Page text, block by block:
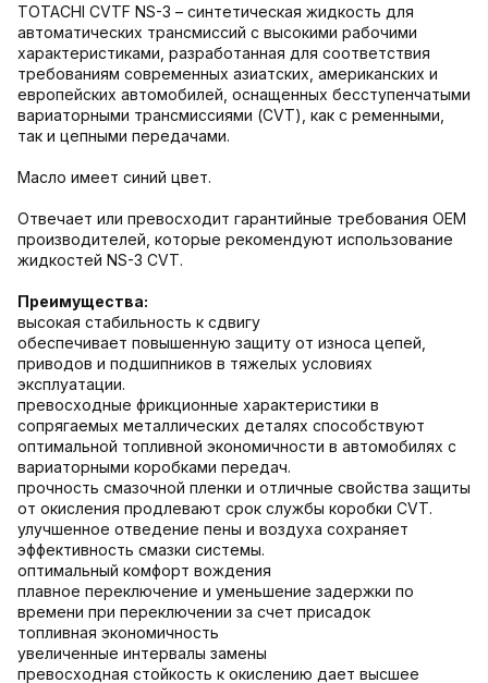
TOTACHI CVTF NS-3 – синтетическая жидкость для
автоматических трансмиссий с высокими рабочими
характеристиками, разработанная для соответствия
требованиям современных азиатских, американских и
европейских автомобилей, оснащенных бесступенчатыми
вариаторными трансмиссиями (CVT), как с ременными,
так и цепными передачами.
Масло имеет синий цвет.
Отвечает или превосходит гарантийные требования OEM
производителей, которые рекомендуют использование
жидкостей NS-3 CVT.
Преимущества:
высокая стабильность к сдвигу
обеспечивает повышенную защиту от износа цепей,
приводов и подшипников в тяжелых условиях
эксплуатации.
превосходные фрикционные характеристики в
сопрягаемых металлических деталях способствуют
оптимальной топливной экономичности в автомобилях с
вариаторными коробками передач.
прочность смазочной пленки и отличные свойства защиты
от окисления продлевают срок службы коробки CVT.
улучшенное отведение пены и воздуха сохраняет
эффективность смазки системы.
оптимальный комфорт вождения
плавное переключение и уменьшение задержки по
времени при переключении за счет присадок
топливная экономичность
увеличенные интервалы замены
превосходная стойкость к окислению дает высшее